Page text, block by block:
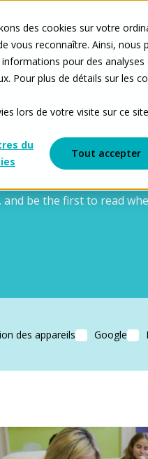
des cookies sur votre
vous reconnaître. Ainsi, nous
pour des
Pour plus de détails sur les
lors de votre visite sur ce
du
Tout accepter
submenu for Nos
Notre cible ShowÀ
be the first to read
des appareils Google